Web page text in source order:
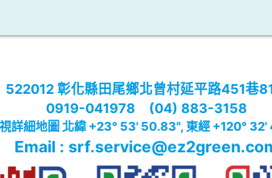
522012 彰化縣田尾鄉北曾村延平路451巷
0919-041978
(04) 883-3158
詳細地圖 北緯 +23° 53' 50.83", 東經 +120° 32'
Email :